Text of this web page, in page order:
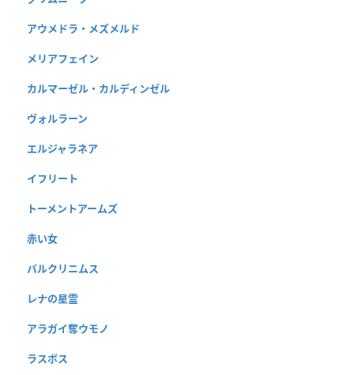
アウメドラ・メズメルド
メリアフェイン
カルマーゼル・カルディンゼル
ヴォルラーン
エルジャラネア
イフリート
トーメントアームズ
赤い女
バルクリニムス
レナの星霊
アラガイ奪ウモノ
ラスボス